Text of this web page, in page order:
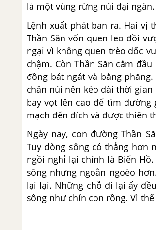
là một vùng rừng núi đại
Lệnh xuất phát ban ra. Hai vị
Thần Săn vốn quen leo đồi
ngại vì không quen trèo dốc
chậm. Còn Thần Săn cắm
đồng bát ngát và bằng
chân núi nên kéo dài thời
bay vọt lên cao để tìm đường
mạch đến đích và được thiên
Ngày nay, con đường Thần
Tuy dòng sông có thẳng hơn
ngồi nghỉ lại chính là Biển
sông nhưng ngoằn ngoèo
lại lại. Những chỗ đi lại ấy
sông như chín con rồng. Vì